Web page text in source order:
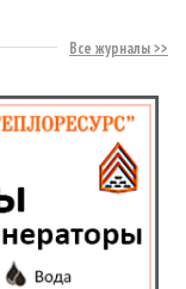
Все журналы